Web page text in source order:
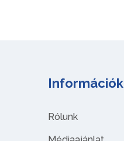
Információk
Rólunk